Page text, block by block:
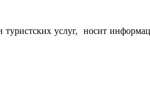
услуг, носит